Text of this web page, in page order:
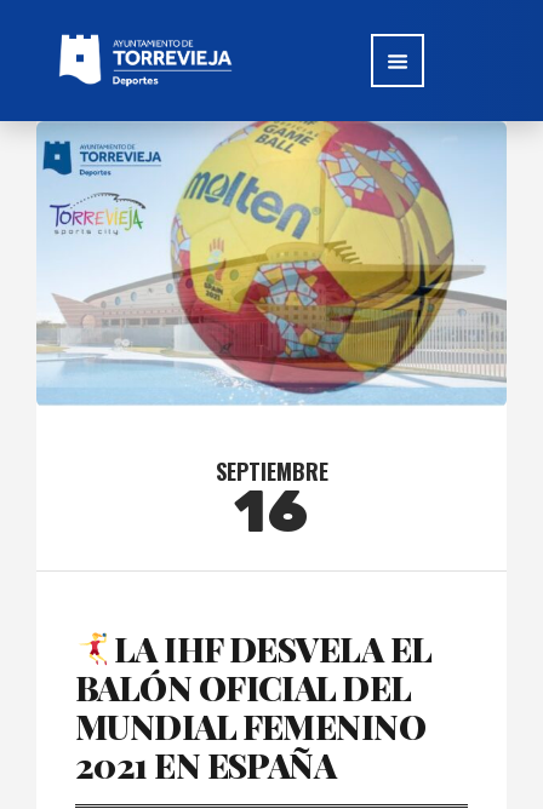
SEPTIEMBRE
16
LA IHF DESVELA EL
BALÓN OFICIAL DEL
MUNDIAL FEMENINO
2021 EN ESPAÑA